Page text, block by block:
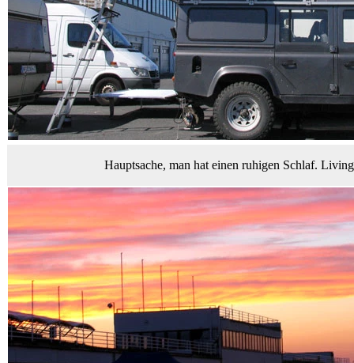
Hauptsache, man hat einen ruhigen Schlaf.